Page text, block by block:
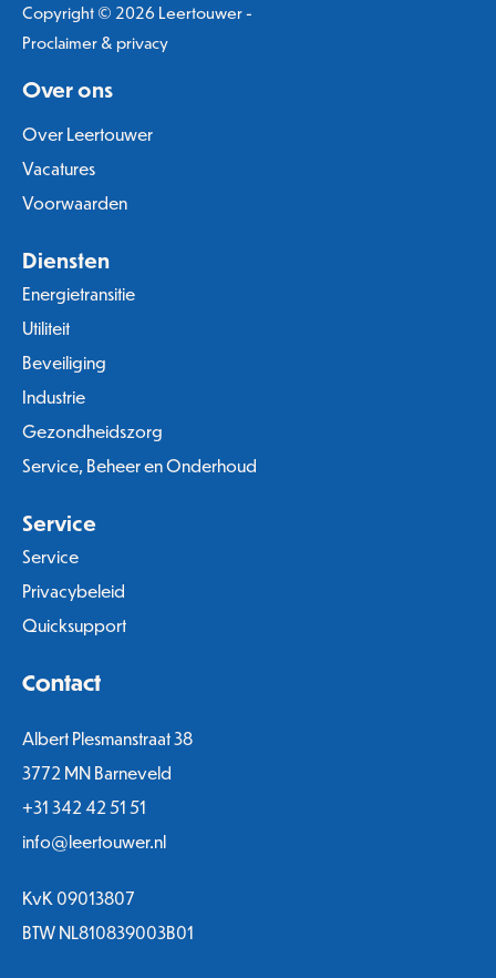
Copyright © 2026 Leertouwer -
Proclaimer & privacy
Over ons
Over Leertouwer
Vacatures
Voorwaarden
Diensten
Energietransitie
Utiliteit
Beveiliging
Industrie
Gezondheidszorg
Service, Beheer en Onderhoud
Service
Service
Privacybeleid
Quicksupport
Contact
Albert Plesmanstraat 38
3772 MN Barneveld
+31 342 42 51 51
info@leertouwer.nl
KvK 09013807
BTW NL810839003B01